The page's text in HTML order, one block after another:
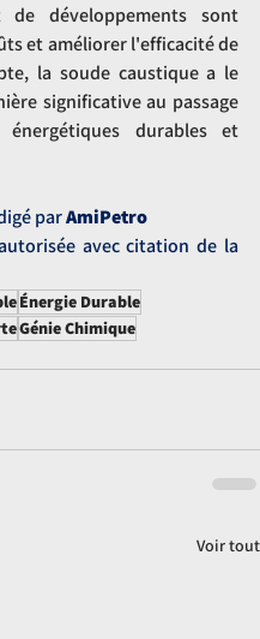
de développements sont
et améliorer l'efficacité de
la soude caustique a le
significative au passage
durables et
par AmiPetro
avec citation de la
Énergie Durable
Génie Chimique
Voir tout